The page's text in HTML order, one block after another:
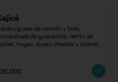
de morrillo y bola,
de guacamole, refrito de
hogao, queso cheddar y tocineta